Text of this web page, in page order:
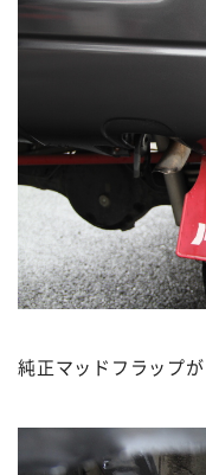
純正マッドフラップ